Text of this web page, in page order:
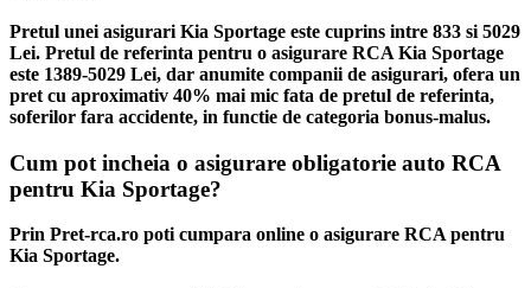
Pretul unei asigurari Kia Sportage este cuprins intre 833 si 5029
Lei. Pretul de referinta pentru o asigurare RCA Kia Sportage
este 1389-5029 Lei, dar anumite companii de asigurari, ofera un
pret cu aproximativ 40% mai mic fata de pretul de referinta,
soferilor fara accidente, in functie de categoria bonus-malus.
Cum pot incheia o asigurare obligatorie auto RCA
pentru Kia Sportage?
Prin Pret-rca.ro poti cumpara online o asigurare RCA pentru
Kia Sportage.